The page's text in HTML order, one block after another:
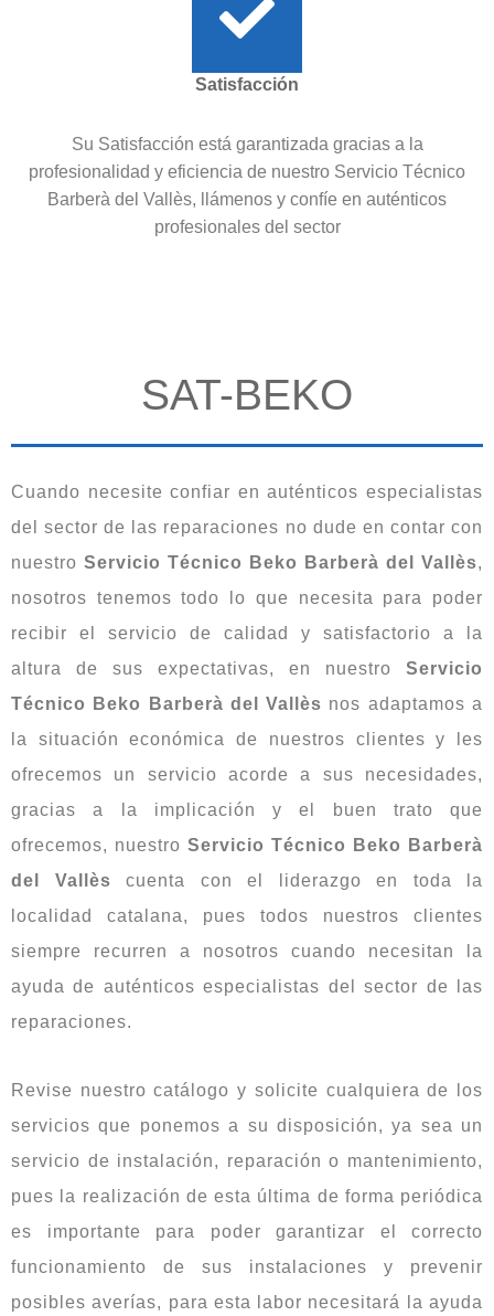
Satisfacción
Su Satisfacción está garantizada gracias a la
profesionalidad y eficiencia de nuestro Servicio Técnico
Barberà del Vallès, llámenos y confíe en auténticos
profesionales del sector
SAT-BEKO
Cuando necesite confiar en auténticos especialistas
del sector de las reparaciones no dude en contar con
nuestro Servicio Técnico Beko Barberà del Vallès,
nosotros tenemos todo lo que necesita para poder
recibir el servicio de calidad y satisfactorio a la
altura de sus expectativas, en nuestro Servicio
Técnico Beko Barberà del Vallès nos adaptamos a
la situación económica de nuestros clientes y les
ofrecemos un servicio acorde a sus necesidades,
gracias a la implicación y el buen trato que
ofrecemos, nuestro Servicio Técnico Beko Barberà
del Vallès cuenta con el liderazgo en toda la
localidad catalana, pues todos nuestros clientes
siempre recurren a nosotros cuando necesitan la
ayuda de auténticos especialistas del sector de las
reparaciones.
Revise nuestro catálogo y solicite cualquiera de los
servicios que ponemos a su disposición, ya sea un
servicio de instalación, reparación o mantenimiento,
pues la realización de esta última de forma periódica
es importante para poder garantizar el correcto
funcionamiento de sus instalaciones y prevenir
posibles averías, para esta labor necesitará la ayuda